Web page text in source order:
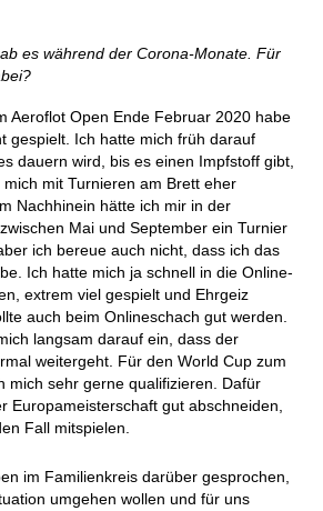
es während der Corona-Monate. Für
Aeroflot Open Ende Februar 2020 habe
gespielt. Ich hatte mich früh darauf
dauern wird, bis es einen Impfstoff gibt,
mit Turnieren am Brett eher
Nachhinein hätte ich mir in der
Mai und September ein Turnier
ich bereue auch nicht, dass ich das
Ich hatte mich ja schnell in die Online-
extrem viel gespielt und Ehrgeiz
auch beim Onlineschach gut werden.
langsam darauf ein, dass der
weitergeht. Für den World Cup zum
mich sehr gerne qualifizieren. Dafür
Europameisterschaft gut abschneiden,
Fall mitspielen.
im Familienkreis darüber gesprochen,
umgehen wollen und für uns